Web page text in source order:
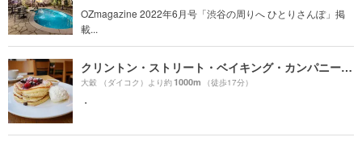
OZmagazine 2022年6月号「渋谷の周りへ ひとりさんぽ」掲
載...
クリントン・ストリート・ベイキング・カンパニー（CLINTON ST. BAKING COMPANY & RESTAURANT）
大穀 （ダイコク）より約1000m （徒歩17分）
・